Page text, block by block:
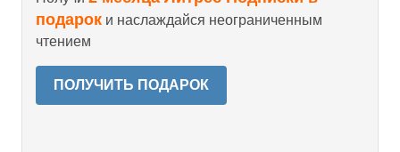
подарок и наслаждайся неограниченным
чтением
ПОЛУЧИТЬ ПОДАРОК